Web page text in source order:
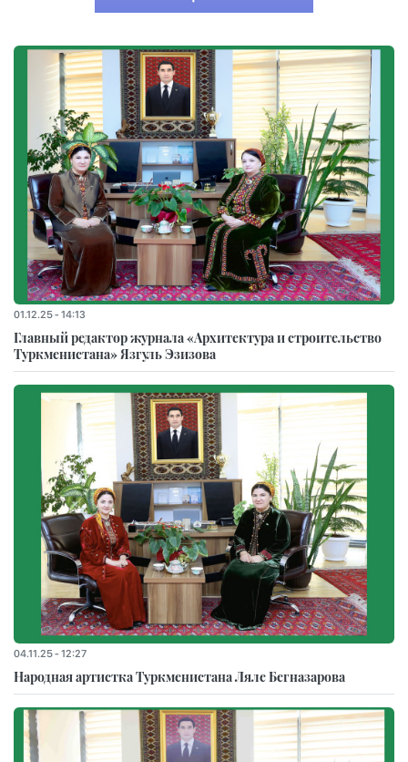
01.12.25 - 14:13
Главный редактор журнала «Архитектура и строительство
Туркменистана» Язгуль Эзизова
04.11.25 - 12:27
Народная артистка Туркменистана Ляле Бегназарова